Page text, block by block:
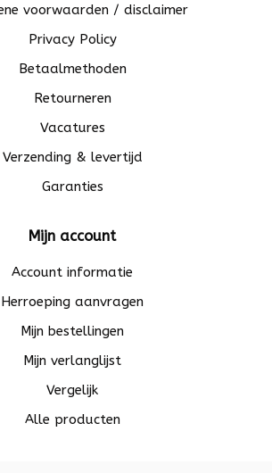
voorwaarden / disclaimer
Privacy Policy
Betaalmethoden
Retourneren
Vacatures
Verzending & levertijd
Garanties
Mijn account
Account informatie
Herroeping aanvragen
Mijn bestellingen
Mijn verlanglijst
Vergelijk
Alle producten